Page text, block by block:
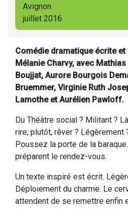
Avignon
juillet 2016
Comédie dramatique écrite
Mélanie Charvy, avec
Boujjat, Aurore Bourgois
Bruemmer, Virginie Ruth
Lamothe et Aurélien Pawloff.
Du Théâtre social ? Militant ?
rire, plutôt, rêver ? Légèrement
Poussez la porte de la
préparent le rendez-vous.
Un texte inspiré est écrit.
Déploiement du charme. Le
attendent de se remettre enfin